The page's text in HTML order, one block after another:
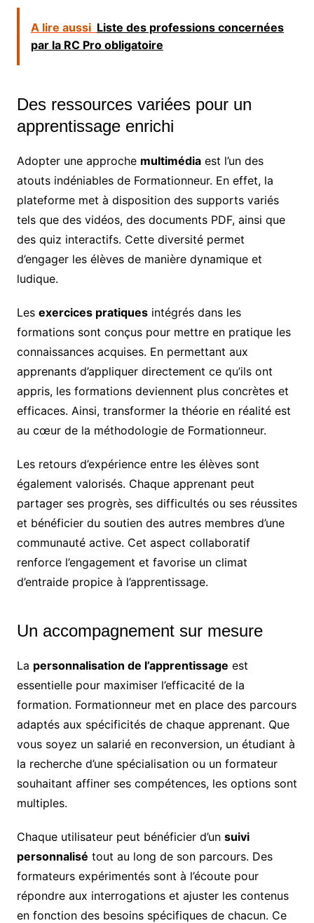
A lire aussi Liste des professions concernées
par la RC Pro obligatoire
Des ressources variées pour un
apprentissage enrichi
Adopter une approche multimédiaest l’un des
atouts indéniables de Formationneur. En effet, la
plateforme met à disposition des supports variés
tels que des vidéos, des documents PDF, ainsi que
des quiz interactifs. Cette diversité permet
d’engager les élèves de manière dynamique et
ludique.
Les exercices pratiquesintégrés dans les
formations sont conçus pour mettre en pratique les
connaissances acquises. En permettant aux
apprenants d’appliquer directement ce qu’ils ont
appris, les formations deviennent plus concrètes et
efficaces. Ainsi, transformer la théorie en réalité est
au cœur de la méthodologie de Formationneur.
Les retours d’expérience entre les élèves sont
également valorisés. Chaque apprenant peut
partager ses progrès, ses difficultés ou ses réussites
et bénéficier du soutien des autres membres d’une
communauté active. Cet aspect collaboratif
renforce l’engagement et favorise un climat
d’entraide propice à l’apprentissage.
Un accompagnement sur mesure
La personnalisation de l’apprentissage est
essentielle pour maximiser l’efficacité de la
formation. Formationneur met en place des parcours
adaptés aux spécificités de chaque apprenant. Que
vous soyez un salarié en reconversion, un étudiant à
la recherche d’une spécialisation ou un formateur
souhaitant affiner ses compétences, les options sont
multiples.
Chaque utilisateur peut bénéficier d’un suivi
personnalisé tout au long de son parcours. Des
formateurs expérimentés sont à l’écoute pour
répondre aux interrogations et ajuster les contenus
en fonction des besoins spécifiques de chacun. Ce